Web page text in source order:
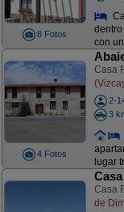
8 Fotos
con
4 Fotos
Casa
2-
3
lugar
Casa
de